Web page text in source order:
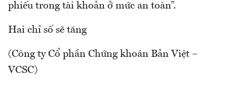
phiếu trong tài khoản ở mức an toàn”.
Hai chỉ số sẽ tăng
(Công ty Cổ phần Chứng khoán Bản Việt –
VCSC)